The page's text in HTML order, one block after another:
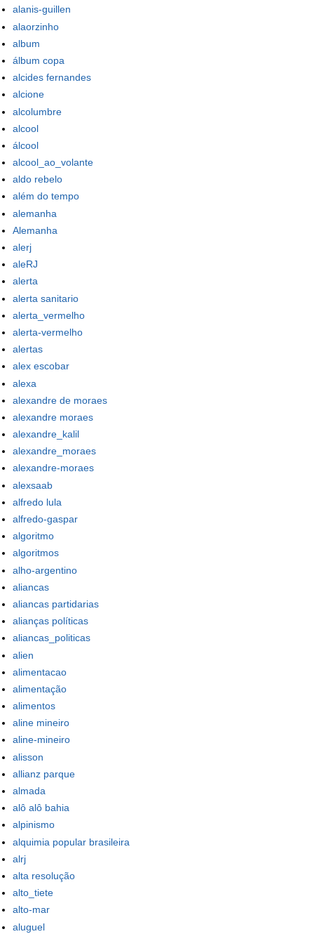
alanis-guillen
alaorzinho
album
álbum copa
alcides fernandes
alcione
alcolumbre
alcool
álcool
alcool_ao_volante
aldo rebelo
além do tempo
alemanha
Alemanha
alerj
aleRJ
alerta
alerta sanitario
alerta_vermelho
alerta-vermelho
alertas
alex escobar
alexa
alexandre de moraes
alexandre moraes
alexandre_kalil
alexandre_moraes
alexandre-moraes
alexsaab
alfredo lula
alfredo-gaspar
algoritmo
algoritmos
alho-argentino
aliancas
aliancas partidarias
alianças políticas
aliancas_politicas
alien
alimentacao
alimentação
alimentos
aline mineiro
aline-mineiro
alisson
allianz parque
almada
alô alô bahia
alpinismo
alquimia popular brasileira
alrj
alta resolução
alto_tiete
alto-mar
aluguel